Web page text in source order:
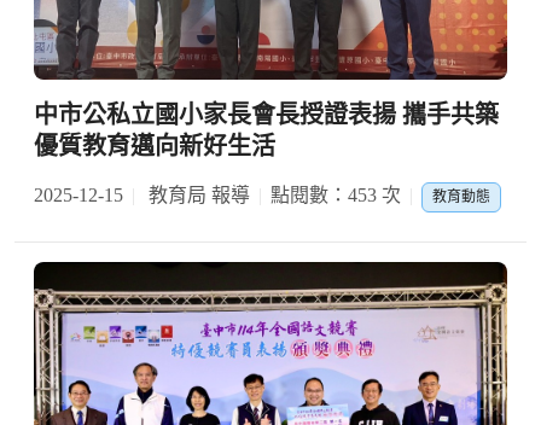
中市公私立國小家長會長授證表揚 攜手共築
優質教育邁向新好生活
2025-12-15 教育局 報導 點閱數：453 次 教育動態